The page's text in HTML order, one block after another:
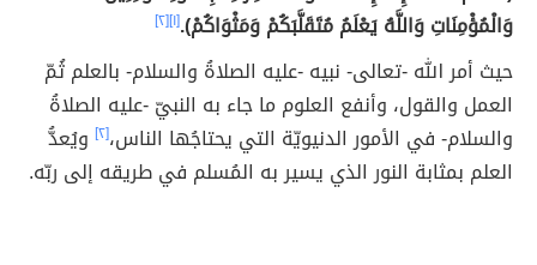
وَالْمُؤْمِنَاتِ وَاللَّهُ يَعْلَمُ مُتَقَلَّبَكُمْ وَمَثْوَاكُمْ).[١] [٢]
حيث أمر الله -تعالى- نبيه -عليه الصلاةُ والسلام- بالعلم ثُمّ
العمل والقول، وأنفع العلوم ما جاء به النبيّ -عليه الصلاةُ
والسلام- في الأمور الدنيويّة التي يحتاجُها الناس،[٢]
ويُعدُّ
العلم بمثابة النور الذي يسير به المُسلم في طريقه إلى ربّه.